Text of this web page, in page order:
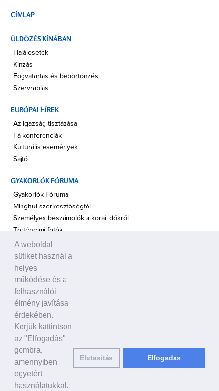
CÍMLAP
ÜLDÖZÉS KÍNÁBAN
Halálesetek
Kínzás
Fogvatartás és bebörtönzés
Szervrablás
EURÓPAI HÍREK
Az igazság tisztázása
Fá-konferenciák
Kulturális események
Sajtó
GYAKORLÓK FÓRUMA
Gyakorlók Fóruma
Minghui szerkesztőségtől
Személyes beszámolók a korai időkről
Történelmi fotók
A TÁMOGATÁS HANGJA
Politikusok
Civil szervezetek, ENSZ
Egyéb
A VILÁG HÍREI
HAGYOMÁNYOS KÍNAI KULTÚRA
Ősi történetek
Történelmi személyek
Shen Yun Performing Arts
A weboldal
sütiket használ a
helyes
működése és a
felhasználói
élmény javítása
érdekében.
Kérjük kattintson
az "Elfogadás"
gombra,
amennyiben
egyetért
használatukkal.
Elutasítás Elfogadás